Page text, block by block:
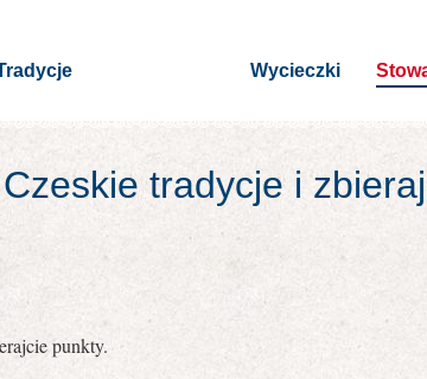
Wycieczki
tradycje i
punkty.